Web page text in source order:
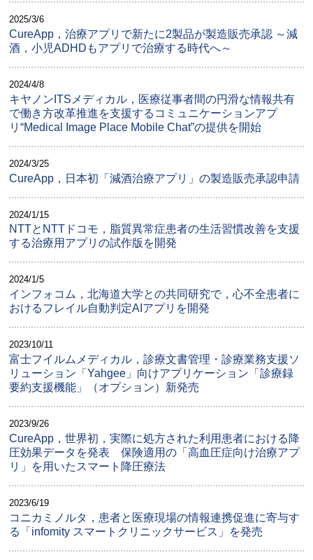
2025/3/6
CureApp，治療アプリで新たに2製品が製造販売承認 ～減
酒，小児ADHDもアプリで治療する時代へ～
2024/4/8
キヤノンITSメディカル，医療従事者間の円滑な情報共有
で働き方改革推進を支援するコミュニケーションアプ
リ“Medical Image Place Mobile Chat”の提供を開始
2024/3/25
CureApp，日本初「減酒治療アプリ」の製造販売承認申請
2024/1/15
NTTとNTTドコモ，脂質異常症患者の生活習慣改善を支援
する治療用アプリの試作版を開発
2024/1/5
インフォコム，北海道大学との共同研究で，心不全患者に
おけるフレイル自動判定AIアプリを開発
2023/10/11
富士フイルムメディカル，診療文書管理・診療業務支援ソ
リューション「Yahgee」向けアプリケーション「診療録
要約支援機能」（オプション）新発売
2023/9/26
CureApp，世界初，実際に処方された利用患者における降
圧効果データを発表 保険適用の「高血圧症向け治療アプ
リ」を用いたスマート降圧療法
2023/6/19
コニカミノルタ，患者と医療現場の情報連携促進に寄与す
る「infomity スマートクリニックサービス」を発売